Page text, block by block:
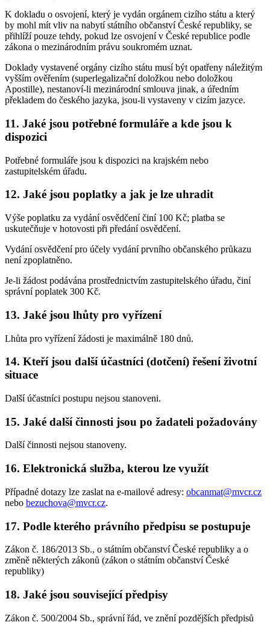
K dokladu o osvojení, který je vydán orgánem cizího státu a který
by mohl mít vliv na nabytí státního občanství České republiky, se
přihlíží pouze tehdy, pokud lze osvojení v České republice podle
zákona o mezinárodním právu soukromém uznat.
Doklady vystavené orgány cizího státu musí být opatřeny náležitým
vyšším ověřením (superlegalizační doložkou nebo doložkou
Apostille), nestanoví-li mezinárodní smlouva jinak, a úředním
překladem do českého jazyka, jsou-li vystaveny v cizím jazyce.
11. Jaké jsou potřebné formuláře a kde jsou k
dispozici
Potřebné formuláře jsou k dispozici na krajském nebo
zastupitelském úřadu.
12. Jaké jsou poplatky a jak je lze uhradit
Výše poplatku za vydání osvědčení činí 100 Kč; platba se
uskutečňuje v hotovosti při předání osvědčení.
Vydání osvědčení pro účely vydání prvního občanského průkazu
není zpoplatněno.
Je-li žádost podávána prostřednictvím zastupitelského úřadu, činí
správní poplatek 300 Kč.
13. Jaké jsou lhůty pro vyřízení
Lhůta pro vyřízení žádosti je maximálně 180 dnů.
14. Kteří jsou další účastníci (dotčení) řešení životní
situace
Další účastníci postupu nejsou stanoveni.
15. Jaké další činnosti jsou po žadateli požadovány
Další činnosti nejsou stanoveny.
16. Elektronická služba, kterou lze využít
Případné dotazy lze zaslat na e-mailové adresy: obcanmat@mvcr.cz
nebo bezuchova@mvcr.cz.
17. Podle kterého právního předpisu se postupuje
Zákon č. 186/2013 Sb., o státním občanství České republiky a o
změně některých zákonů (zákon o státním občanství České
republiky)
18. Jaké jsou související předpisy
Zákon č. 500/2004 Sb., správní řád, ve znění pozdějších předpisů